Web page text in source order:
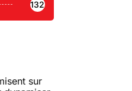
132
sur